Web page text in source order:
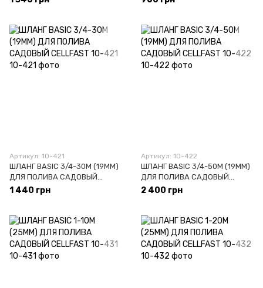
Артикул: 10-421
ШЛАНГ BASIC 3/4-30М (19ММ)
ДЛЯ ПОЛИВА САДОВЫЙ
СELLFAST 10-421
1 440 грн
Артикул: 10-422
ШЛАНГ BASIC 3/4-50М (19ММ)
ДЛЯ ПОЛИВА САДОВЫЙ
СELLFAST 10-422
2 400 грн